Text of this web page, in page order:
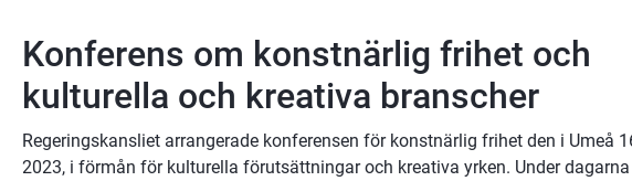
Konferens om konstnärlig frihet och
kulturella och kreativa branscher
Regeringskansliet arrangerade konferensen för konstnärlig frihet den i Umeå
2023, i förmån för kulturella förutsättningar och kreativa yrken. Under